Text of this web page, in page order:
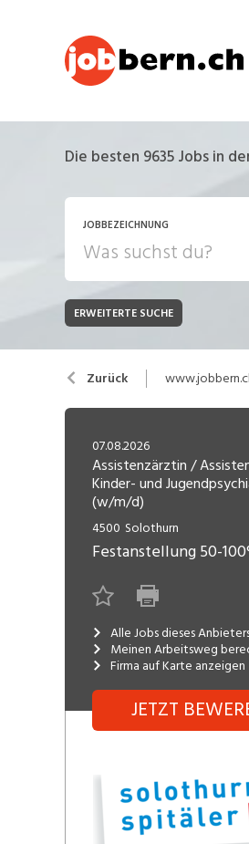
Die besten 9635 Jobs in
JOBBEZEICHNUNG
JOB-TYP
Festanstellung
Freelance
Lehrstelle
Bank, Versicherung
Chemie, Pharma,
Engineering, Technik,
Gastronomie,
Tourismus, Lebensmittel
Informatik,
Marketing,
Medien, Druck
Sicherheit, Rettung,
ERWEITERTE SUCHE
Zurück
07.08.2026
Assistenzärztin /
Kinder- und
(w/m/d)
4500 Solothurn
Festanstellung50-
Alle Jobs dieses
Meinen Arbeitsweg
Firma auf Karte anzeigen
JETZT